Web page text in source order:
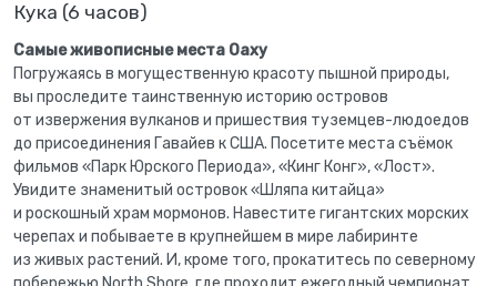
Кука (6 часов)
Самые живописные места Оаху
Погружаясь в могущественную красоту пышной природы,
вы проследите таинственную историю островов
от извержения вулканов и пришествия туземцев-людоедов
до присоединения Гавайев к США. Посетите места съёмок
фильмов «Парк Юрского Периода», «Кинг Конг», «Лост».
Увидите знаменитый островок «Шляпа китайца»
и роскошный храм мормонов. Навестите гигантских морских
черепах и побываете в крупнейшем в мире лабиринте
из живых растений. И, кроме того, прокатитесь по северному